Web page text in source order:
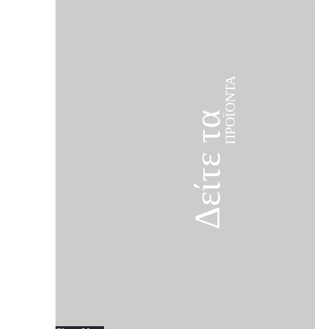
Δείτε ταΠΡΟΪΌΝΤΑ